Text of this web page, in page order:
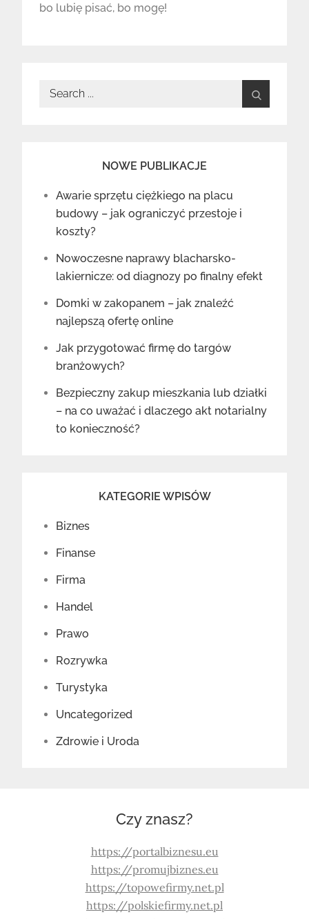
bo lubię pisać, bo mogę!
Search
NOWE PUBLIKACJE
Awarie sprzętu ciężkiego na placu
budowy – jak ograniczyć przestoje i
koszty?
Nowoczesne naprawy blacharsko-
lakiernicze: od diagnozy po finalny efekt
Domki w zakopanem – jak znaleźć
najlepszą ofertę online
Jak przygotować firmę do targów
branżowych?
Bezpieczny zakup mieszkania lub działki
– na co uważać i dlaczego akt notarialny
to konieczność?
KATEGORIE WPISÓW
Biznes
Finanse
Firma
Handel
Prawo
Rozrywka
Turystyka
Uncategorized
Zdrowie i Uroda
Czy znasz?
https://portalbiznesu.eu
https://promujbiznes.eu
https://topowefirmy.net.pl
https://polskiefirmy.net.pl